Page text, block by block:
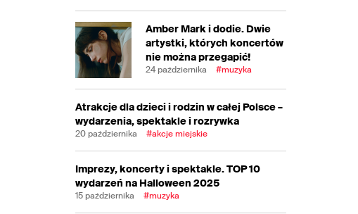
Amber Mark i dodie. Dwie
artystki, których koncertów
nie można przegapić!
24 października #muzyka
Atrakcje dla dzieci i rodzin w całej Polsce –
wydarzenia, spektakle i rozrywka
20 października #akcje miejskie
Imprezy, koncerty i spektakle. TOP 10
wydarzeń na Halloween 2025
15 października #muzyka